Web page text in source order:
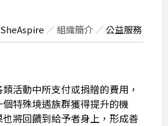
SheAspire ／組織簡介 ／公益服務
活動中所支付或捐贈的費用，
特殊境遇族群獲得提升的機
將回饋到給予者身上，形成善